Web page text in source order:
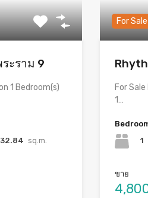
ะราม 9
1 Bedroom(s)
32.84 sq.m.
For Sale
For
1…
1
ขาย